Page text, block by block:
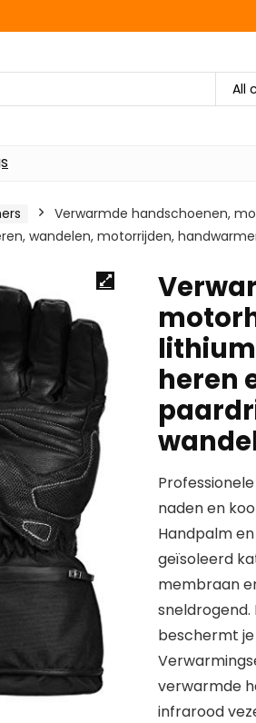
All
Verwarmde handschoenen,
wandelen, motorrijden,
heren
naden en
Handpalm
geïsoleerd
membraan
beschermt
verwarmde
infrarood